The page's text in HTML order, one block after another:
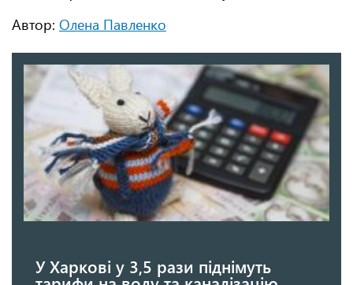
Автор: Олена Павленко
У Харкові у 3,5 рази піднімуть